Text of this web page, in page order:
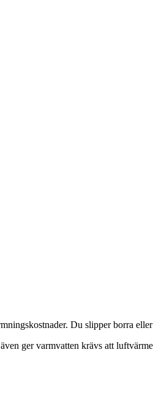
Du slipper borra
ger varmvatten krävs att